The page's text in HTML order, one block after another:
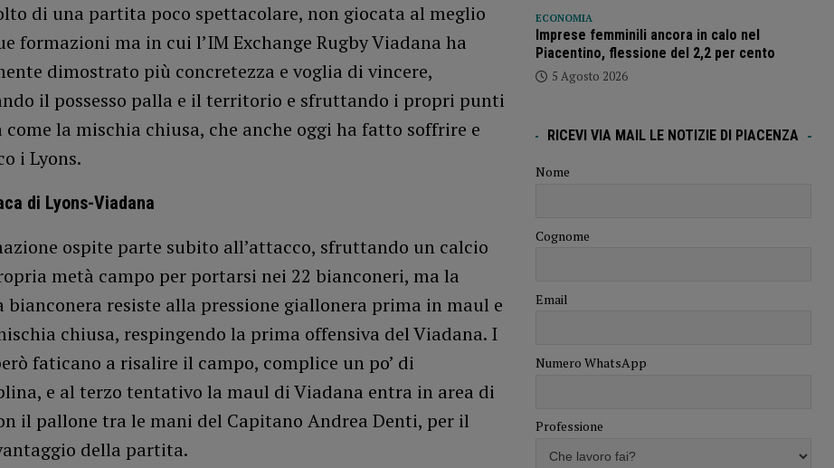
di una partita poco spettacolare, non giocata al meglio
formazioni ma in cui l’IM Exchange Rugby Viadana ha
dimostrato più concretezza e voglia di vincere,
il possesso palla e il territorio e sfruttando i propri punti
come la mischia chiusa, che anche oggi ha fatto soffrire e
i Lyons.
di Lyons-Viadana
ospite parte subito all’attacco, sfruttando un calcio
metà campo per portarsi nei 22 bianconeri, ma la
bianconera resiste alla pressione giallonera prima in maul e
chiusa, respingendo la prima offensiva del Viadana. I
faticano a risalire il campo, complice un po’ di
e al terzo tentativo la maul di Viadana entra in area di
il pallone tra le mani del Capitano Andrea Denti, per il
della partita.
ECONOMIA
Imprese femminili ancora in calo nel
Piacentino, flessione del 2,2 per cento
5 Agosto 2026
RICEVI VIA MAIL LE NOTIZIE DI PIACENZA
Nome
Cognome
Email
Numero WhatsApp
Professione